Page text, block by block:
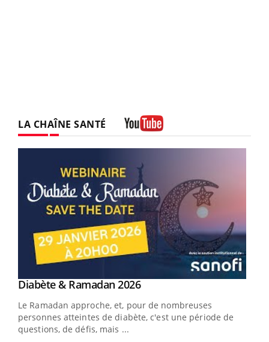
LA CHAÎNE SANTÉ
Youtube
Diabète & Ramadan 2026Youtube
Le Ramadan approche, et, pour de nombreuses
personnes atteintes de diabète, c'est une période de
questions, de défis, mais ...